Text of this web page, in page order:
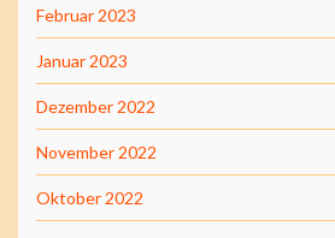
Februar 2023
Januar 2023
Dezember 2022
November 2022
Oktober 2022